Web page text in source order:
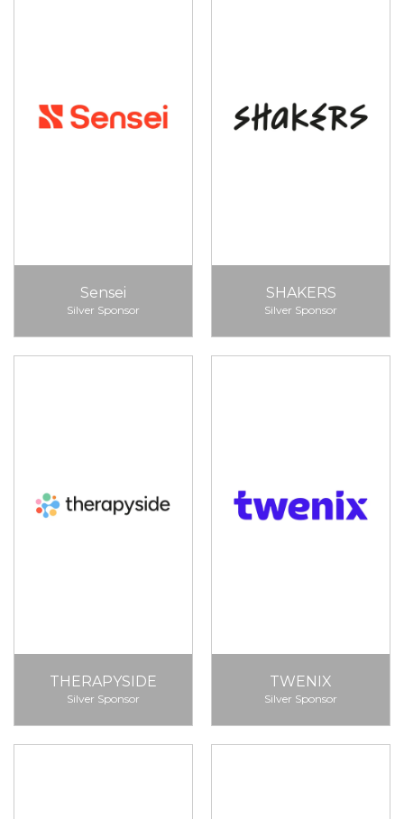
Sensei
Silver Sponsor
SHAKERS
Silver Sponsor
THERAPYSIDE
Silver Sponsor
TWENIX
Silver Sponsor